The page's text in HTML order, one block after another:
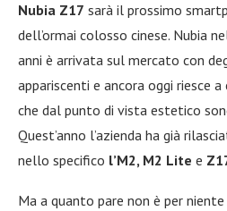
Nubia Z17 sarà il prossimo
dell’ormai colosso cinese. Nubia
anni è arrivata sul mercato con
appariscenti e ancora oggi riesce
che dal punto di vista estetico
Quest’anno l’azienda ha già
nello specifico l’M2, M2 Lite e
Ma a quanto pare non è per